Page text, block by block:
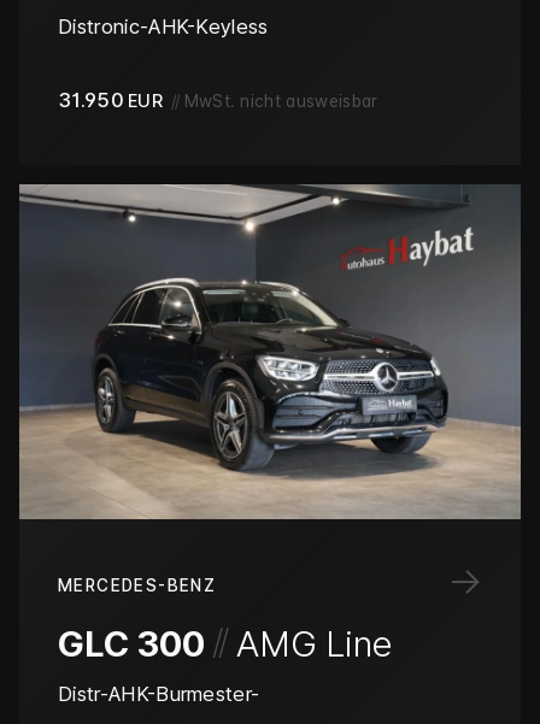
Distronic-AHK-Keyless
31.950 EUR // MwSt. nicht ausweisbar
→
MERCEDES-BENZ
GLC 300 // AMG Line
Distr-AHK-Burmester-